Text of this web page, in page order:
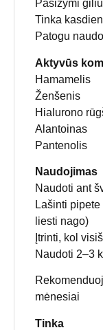
Pasižymi
Tinka
Patogu
Aktyvūs
Hamamelis
Ženšenis
Hialurono
Alantoinas
Pantenolis
Naudojimas
Naudoti ant
Lašinti
liesti nago)
Įtrinti, kol
Naudoti 2–3
mėnesiai
Tinka